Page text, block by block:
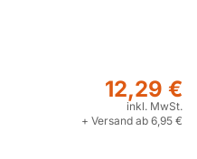
12,29 €
inkl. MwSt.
+ Versand ab 6,95 €